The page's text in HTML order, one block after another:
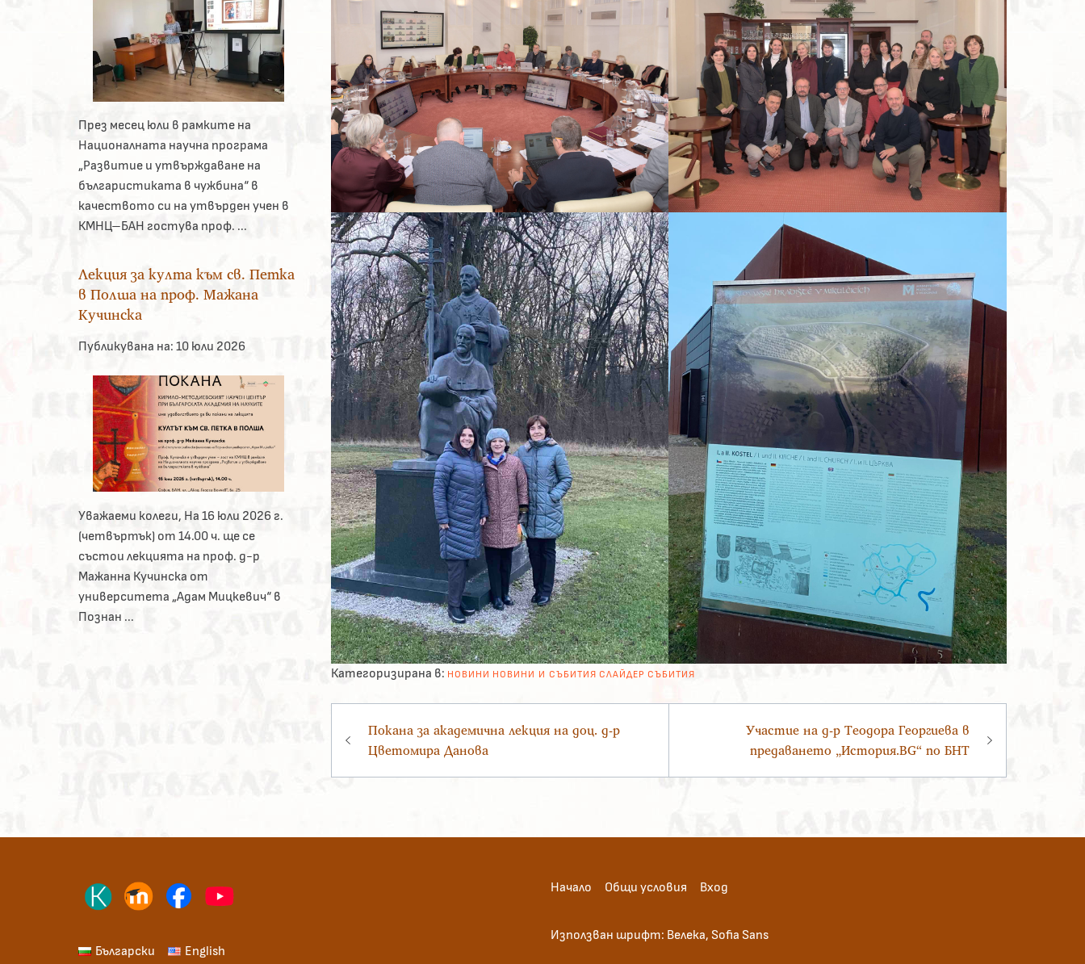
Категоризирана в: НОВИНИ НОВИНИ И СЪБИТИЯ СЛАЙДЕР СЪБИТИЯ
Покана за академична лекция на доц. д-р
Цветомира Данова
Участие на д-р Теодора Георгиева в
предаването „История.BG“ по БНТ
През месец юли в рамките на
Националната научна програма
„Развитие и утвърждаване на
българистиката в чужбина“ в
качеството си на утвърден учен в
КМНЦ–БАН гостува проф. ...
Лекция за култа към св. Петка
в Полша на проф. Мажана
Кучинска
Публикувана на: 10 юли 2026
Уважаеми колеги, На 16 юли 2026 г.
(четвъртък) от 14.00 ч. ще се
състои лекцията на проф. д-р
Мажанна Кучинска от
университета „Адам Мицкевич“ в
Познан ...
Български English
Начало Общи условия Вход
Използван шрифт: Велека, Sofia Sans